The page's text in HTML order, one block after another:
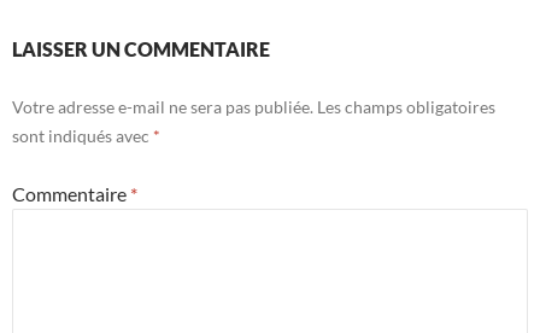
LAISSER UN COMMENTAIRE
Votre adresse e-mail ne sera pas publiée. Les champs obligatoires
sont indiqués avec *
Commentaire *